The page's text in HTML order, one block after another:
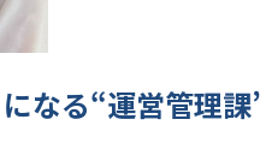
なる“運営管理